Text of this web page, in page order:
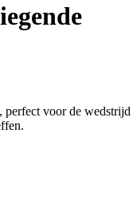
perfect voor de wedstrijd